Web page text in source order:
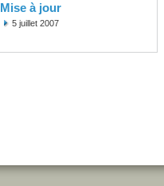
Mise à jour
5 juillet 2007